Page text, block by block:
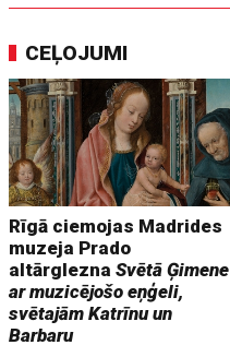
CEĻOJUMI
Rīgā ciemojas Madrides
muzeja Prado
altārgleznaSvētā Ģimene
ar muzicējošo eņģeli,
svētajām Katrīnu un
Barbaru